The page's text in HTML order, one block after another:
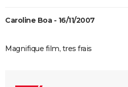
Caroline Boa - 16/11/2007
Magnifique film, tres frais